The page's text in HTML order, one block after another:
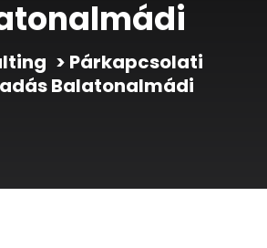
> Párkapcsolati
Balatonalmádi